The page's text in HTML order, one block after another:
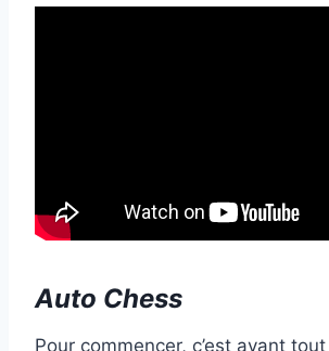
Auto Chess
Pour commencer, c’est avant